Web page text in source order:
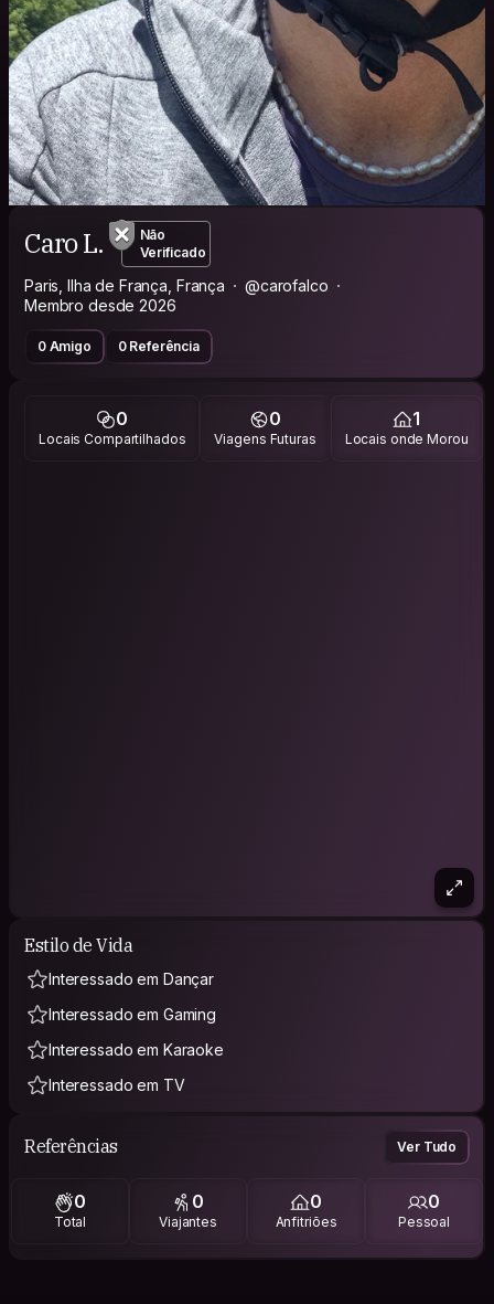
Caro L.
Não
Verificado
Paris, Ilha de França, França
@carofalco
Membro desde 2026
0 Amigo 0 Referência
0
Locais Compartilhados
0
Viagens Futuras
1
Locais onde Morou
Estilo de Vida
Interessado em Dançar
Interessado em Gaming
Interessado em Karaoke
Interessado em TV
Referências Ver Tudo
0
Total
0
Viajantes
0
Anfitriões
0
Pessoal